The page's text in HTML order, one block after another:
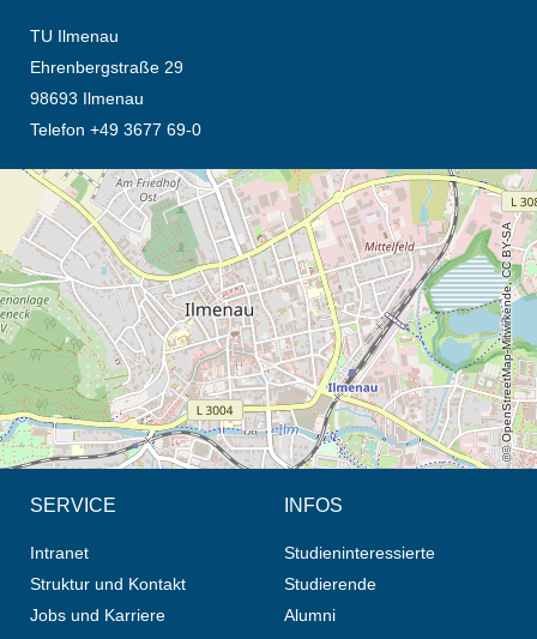
TU Ilmenau
Ehrenbergstraße 29
98693 Ilmenau
Telefon +49 3677 69-0
Öffnet die Anfahrtsbeschreibung in neuem Tab (Karte)
© OpenStreetMap-Mitwirkende, CC BY-SA
SERVICE
Intranet
Struktur und Kontakt
Jobs und Karriere
INFOS
Studieninteressierte
Studierende
Alumni